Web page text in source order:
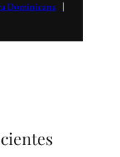
Dominicana
   |